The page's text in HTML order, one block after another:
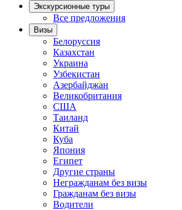
Экскурсионные туры
Все предложения
Визы
Белоруссия
Казахстан
Украина
Узбекистан
Азербайджан
Великобритания
США
Таиланд
Китай
Куба
Япония
Египет
Другие страны
Негражданам без визы
Гражданам без визы
Водители